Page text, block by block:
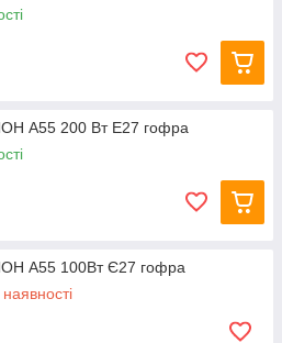
А55 200 Вт Е27 гофра
А55 100Вт Є27 гофра